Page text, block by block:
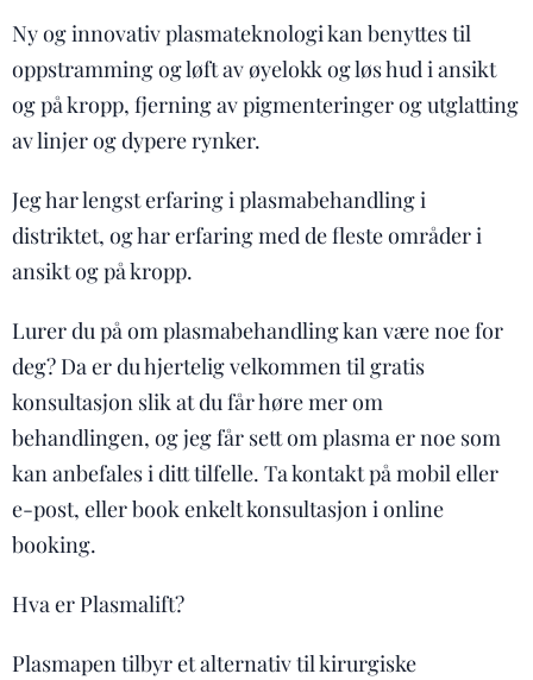
Ny og innovativ plasmateknologi kan benyttes til
oppstramming og løft av øyelokk og løs hud i ansikt
og på kropp, fjerning av pigmenteringer og utglatting
av linjer og dypere rynker.
Jeg har lengst erfaring i plasmabehandling i
distriktet, og har erfaring med de fleste områder i
ansikt og på kropp.
Lurer du på om plasmabehandling kan være noe for
deg? Da er du hjertelig velkommen til gratis
konsultasjon slik at du får høre mer om
behandlingen, og jeg får sett om plasma er noe som
kan anbefales i ditt tilfelle. Ta kontakt på mobil eller
e-post, eller book enkelt konsultasjon i online
booking.
Hva er Plasmalift?
Plasmapen tilbyr et alternativ til kirurgiske